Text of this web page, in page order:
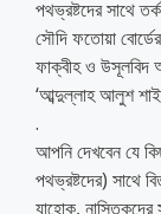
পথভ্রষ্টদের সাথে
সৌদি ফতোয়া বোর্ডের
ফাক্বীহ ও উসূলবিদ
‘আব্দুল্লাহ আলুশ
.
আপনি দেখবেন যে
পথভ্রষ্টদের) সাথে
যাহোক, নাস্তিকদের